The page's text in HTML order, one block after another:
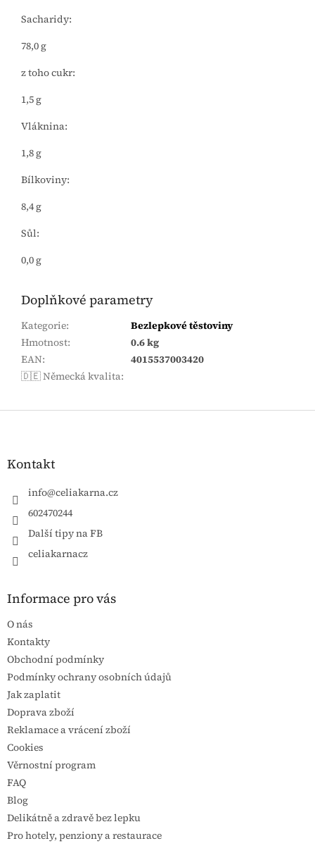
Sacharidy:
78,0 g
z toho cukr:
1,5 g
Vláknina:
1,8 g
Bílkoviny:
8,4 g
Sůl:
0,0 g
Doplňkové parametry
Kategorie:
Bezlepkové těstoviny
Hmotnost:
0.6 kg
EAN:
4015537003420
🇩🇪 Německá kvalita:
Zápatí
Kontakt
info@celiakarna.cz
602470244
Další tipy na FB
celiakarnacz
Informace pro vás
O nás
Kontakty
Obchodní podmínky
Podmínky ochrany osobních údajů
Jak zaplatit
Doprava zboží
Reklamace a vrácení zboží
Cookies
Věrnostní program
FAQ
Blog
Delikátně a zdravě bez lepku
Pro hotely, penziony a restaurace